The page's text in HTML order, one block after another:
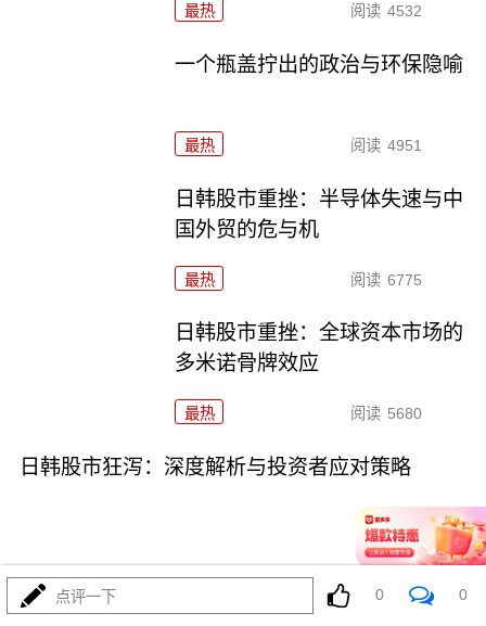
最热 阅读 4532
一个瓶盖拧出的政治与环保隐喻
最热 阅读 4951
日韩股市重挫：半导体失速与中
国外贸的危与机
最热 阅读 6775
日韩股市重挫：全球资本市场的
多米诺骨牌效应
最热 阅读 5680
日韩股市狂泻：深度解析与投资者应对策略
最热 阅读 5207
点评一下 0 0